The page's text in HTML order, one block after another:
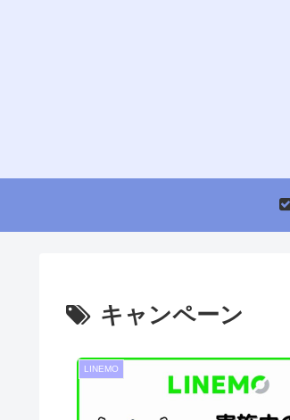
キャンペーン
LINEMO